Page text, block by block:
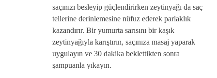
saçınızı besleyip güçlendirirken zeytinyağı da saç
tellerine derinlemesine nüfuz ederek parlaklık
kazandırır. Bir yumurta sarısını bir kaşık
zeytinyağıyla karıştırın, saçınıza masaj yaparak
uygulayın ve 30 dakika beklettikten sonra
şampuanla yıkayın.